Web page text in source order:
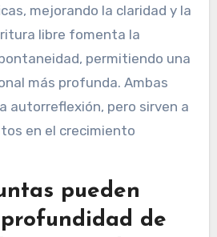
mejorando la claridad y la
libre fomenta la
permitiendo una
más profunda. Ambas
autorreflexión, pero sirven a
en el crecimiento
pueden
de